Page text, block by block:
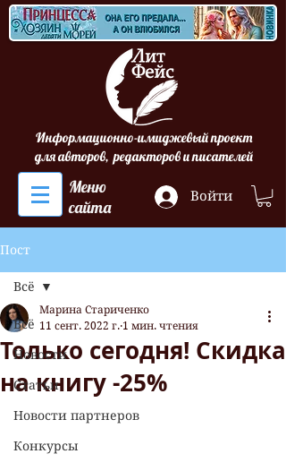
Информационно-имиджевый проект
для авторов, редакторов и писателей
Меню
сайта
Войти
Пост
Всё
Новости
Статьи
Новости партнеров
Конкурсы
Всё
Только сегодня! Скидка
на книгу -25%
Марина Стариченко
11 сент. 2022 г. 1 мин. чтения